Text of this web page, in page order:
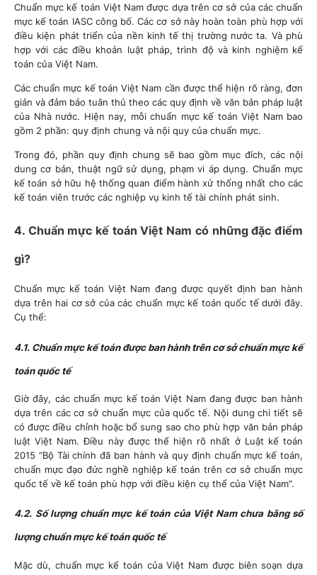
Chuẩn mực kế toán Việt Nam được dựa trên cơ sở của các chuẩn
mực kế toán IASC công bố. Các cơ sở này hoàn toàn phù hợp với
điều kiện phát triển của nền kinh tế thị trường nước ta. Và phù
hợp với các điều khoản luật pháp, trình độ và kinh nghiệm kế
toán của Việt Nam.
Các chuẩn mực kế toán Việt Nam cần được thể hiện rõ ràng, đơn
giản và đảm bảo tuân thủ theo các quy định về văn bản pháp luật
của Nhà nước. Hiện nay, mỗi chuẩn mực kế toán Việt Nam bao
gồm 2 phần: quy định chung và nội quy của chuẩn mực.
Trong đó, phần quy định chung sẽ bao gồm mục đích, các nội
dung cơ bản, thuật ngữ sử dụng, phạm vi áp dụng. Chuẩn mực
kế toán sở hữu hệ thống quan điểm hành xử thống nhất cho các
kế toán viên trước các nghiệp vụ kinh tế tài chính phát sinh.
4. Chuẩn mực kế toán Việt Nam có những đặc điểm
gì?
Chuẩn mực kế toán Việt Nam đang được quyết định ban hành
dựa trên hai cơ sở của các chuẩn mực kế toán quốc tế dưới đây.
Cụ thể:
4.1. Chuẩn mực kế toán được ban hành trên cơ sở chuẩn mực kế
toán quốc tế
Giờ đây, các chuẩn mực kế toán Việt Nam đang được ban hành
dựa trên các cơ sở chuẩn mực của quốc tế. Nội dung chi tiết sẽ
có được điều chỉnh hoặc bổ sung sao cho phù hợp văn bản pháp
luật Việt Nam. Điều này được thể hiện rõ nhất ở Luật kế toán
2015 “Bộ Tài chính đã ban hành và quy định chuẩn mực kế toán,
chuẩn mực đạo đức nghề nghiệp kế toán trên cơ sở chuẩn mực
quốc tế về kế toán phù hợp với điều kiện cụ thể của Việt Nam”.
4.2. Số lượng chuẩn mực kế toán của Việt Nam chưa bằng số
lượng chuẩn mực kế toán quốc tế
Mặc dù, chuẩn mực kế toán của Việt Nam được biên soạn dựa